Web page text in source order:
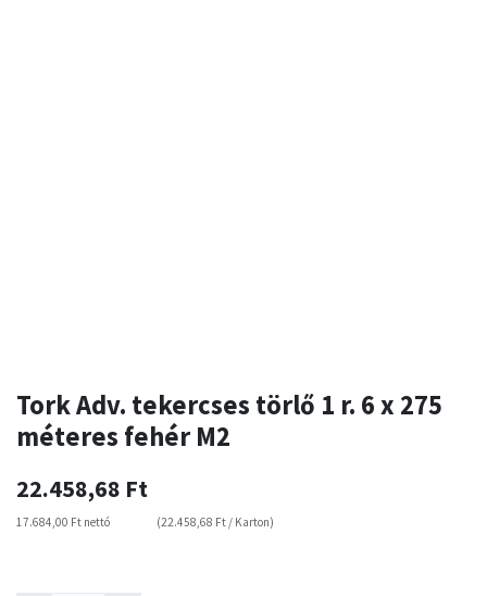
Tork Adv. tekercses törlő 1 r. 6 x 275
méteres fehér M2
22.458,68 Ft
17.684,00 Ft nettó (22.458,68 Ft / Karton)